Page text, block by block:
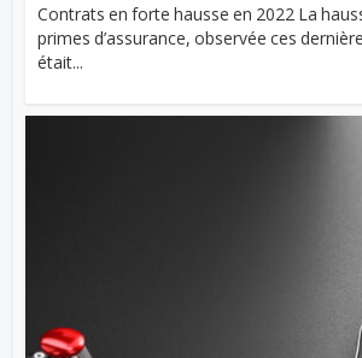
Contrats en forte hausse en 2022 La
primes d’assurance, observée ces
était...